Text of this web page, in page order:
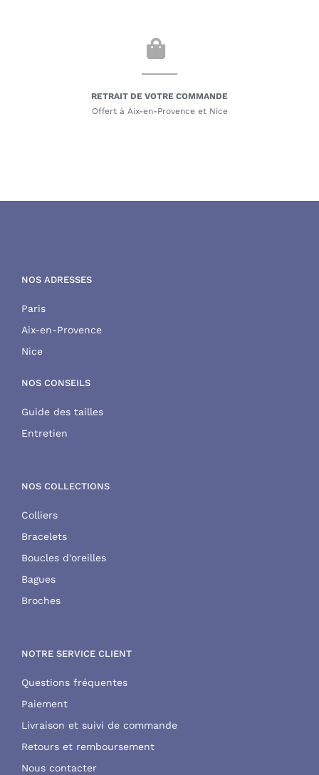
RETRAIT DE VOTRE COMMANDE
Offert à Aix-en-Provence et Nice
NOS ADRESSES
Paris
Aix-en-Provence
Nice
NOS CONSEILS
Guide des tailles
Entretien
NOS COLLECTIONS
Colliers
Bracelets
Boucles d'oreilles
Bagues
Broches
NOTRE SERVICE CLIENT
Questions fréquentes
Paiement
Livraison et suivi de commande
Retours et remboursement
Nous contacter